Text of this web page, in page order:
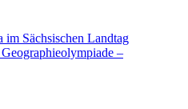
im Sächsischen Landtag
Geographieolympiade –